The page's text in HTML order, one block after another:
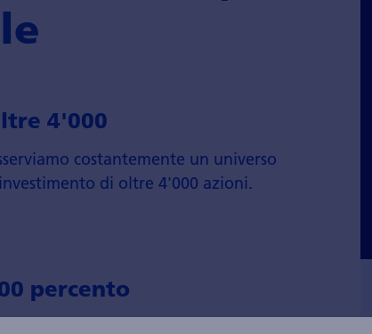
4'000
costantemente un universo
di oltre 4'000 azioni.
percento